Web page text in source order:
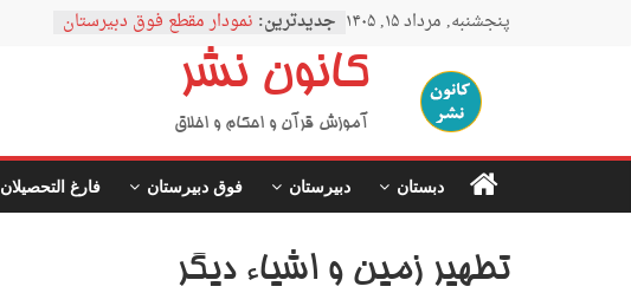
پنجشنبه, مرداد ۱۵, ۱۴۰۵ جدیدترین: نمودار مقطع فوق دبیرستان
اردوی نیمه رمضان
اردوی نیمه شعبان
اردوی غدیر
اردوی محرم
کانون نشر
آموزش قرآن و احکام و اخلاق
دبستان دبیرستان فوق دبیرستان فارغ التحصیلان
تطهیر زمین و اشیاء دیگر